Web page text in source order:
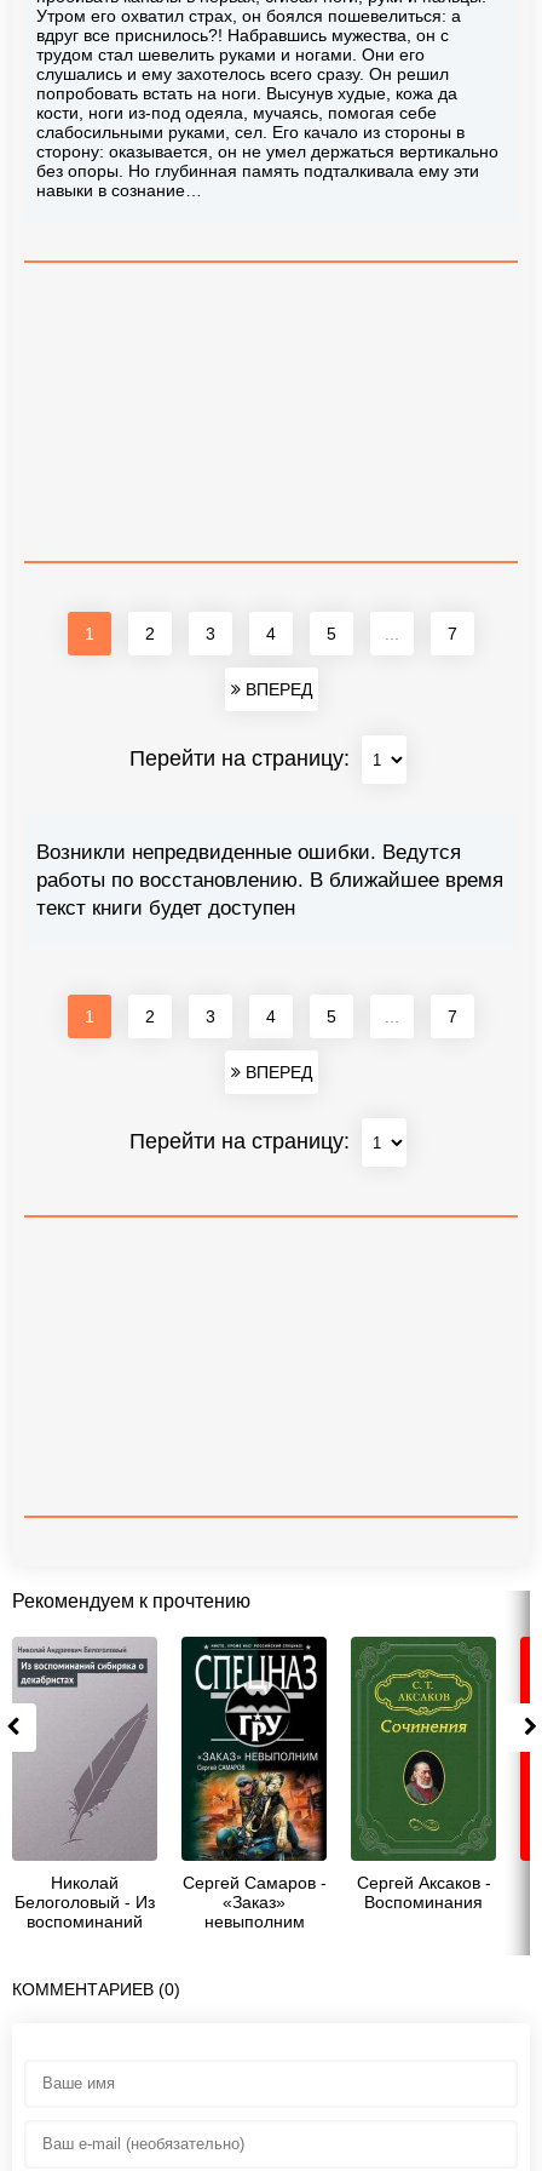
Утром его охватил страх, он боялся пошевелиться: а
вдруг все приснилось?! Набравшись мужества, он с
трудом стал шевелить руками и ногами. Они его
слушались и ему захотелось всего сразу. Он решил
попробовать встать на ноги. Высунув худые, кожа да
кости, ноги из-под одеяла, мучаясь, помогая себе
слабосильными руками, сел. Его качало из стороны в
сторону: оказывается, он не умел держаться вертикально
без опоры. Но глубинная память подталкивала ему эти
навыки в сознание…
1 2 3 4 5 ... 7
ВПЕРЕД
Перейти на страницу:
Возникли непредвиденные ошибки. Ведутся
работы по восстановлению. В ближайшее время
текст книги будет доступен
1 2 3 4 5 ... 7
ВПЕРЕД
Перейти на страницу:
Рекомендуем к прочтению
Николай
Белоголовый - Из
воспоминаний
Сергей Самаров -
«Заказ»
невыполним
Сергей Аксаков -
Воспоминания
КОММЕНТАРИЕВ (0)